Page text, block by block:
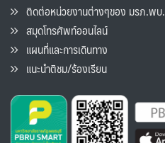
ติดต่อหน่วยงานต่างๆของ มรภ.พบ.
สมุดโทรศัพท์ออนไลน์
แผนที่และการเดินทาง
แนะนำติชม/ร้องเรียน